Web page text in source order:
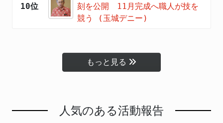
10位
刻を公開 11月完成へ職人が技を
競う (玉城デニー)
もっと見る
人気のある活動報告